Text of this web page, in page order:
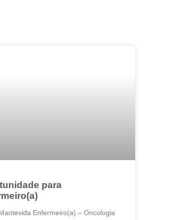
para
Enfermeiro(a) – Oncologia